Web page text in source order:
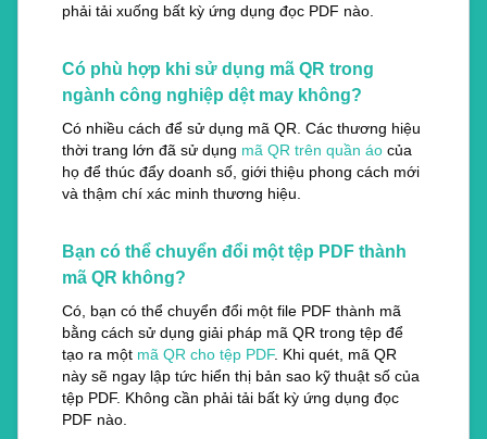
phải tải xuống bất kỳ ứng dụng đọc PDF nào.
Có phù hợp khi sử dụng mã QR trong
ngành công nghiệp dệt may không?
Có nhiều cách để sử dụng mã QR. Các thương hiệu
thời trang lớn đã sử dụng mã QR trên quần áo của
họ để thúc đẩy doanh số, giới thiệu phong cách mới
và thậm chí xác minh thương hiệu.
Bạn có thể chuyển đổi một tệp PDF thành
mã QR không?
Có, bạn có thể chuyển đổi một file PDF thành mã
bằng cách sử dụng giải pháp mã QR trong tệp để
tạo ra một mã QR cho tệp PDF. Khi quét, mã QR
này sẽ ngay lập tức hiển thị bản sao kỹ thuật số của
tệp PDF. Không cần phải tải bất kỳ ứng dụng đọc
PDF nào.